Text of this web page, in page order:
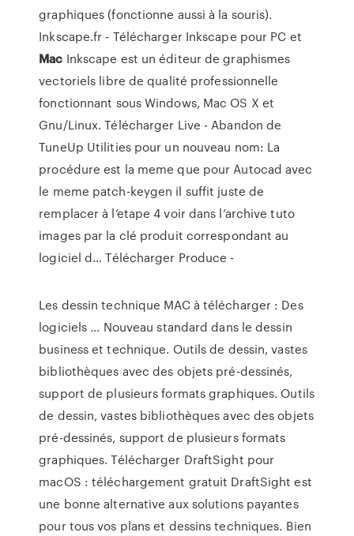
graphiques (fonctionne aussi à la souris).
Inkscape.fr - Télécharger Inkscape pour PC et
Mac Inkscape est un éditeur de graphismes
vectoriels libre de qualité professionnelle
fonctionnant sous Windows, Mac OS X et
Gnu/Linux.Télécharger Live -Abandon de
TuneUp Utilities pour un nouveau nom: La
procédure est la meme que pour Autocad avec
le meme patch-keygen il suffit juste de
remplacer à l’etape 4 voir dans l’archive tuto
images par la clé produit correspondant au
logiciel d…Télécharger Produce -
Les dessin technique MAC à télécharger : Des
logiciels ... Nouveau standard dans le dessin
business et technique. Outils de dessin, vastes
bibliothèques avec des objets pré-dessinés,
support de plusieurs formats graphiques. Outils
de dessin, vastes bibliothèques avec des objets
pré-dessinés, support de plusieurs formats
graphiques. Télécharger DraftSight pour
macOS : téléchargement gratuit DraftSight est
une bonne alternative aux solutions payantes
pour tous vos plans et dessins techniques. Bien